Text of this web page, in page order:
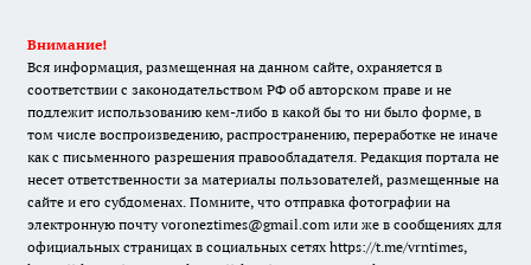
Внимание!
Вся информация, размещенная на данном сайте, охраняется в
соответствии с законодательством РФ об авторском праве и не
подлежит использованию кем-либо в какой бы то ни было форме, в
том числе воспроизведению, распространению, переработке не иначе
как с письменного разрешения правообладателя. Редакция портала не
несет ответственности за материалы пользователей, размещенные на
сайте и его субдоменах. Помните, что отправка фотографии на
электронную почту voroneztimes@gmail.com или же в сообщениях для
официальных страницах в социальных сетях https://t.me/vrntimes,